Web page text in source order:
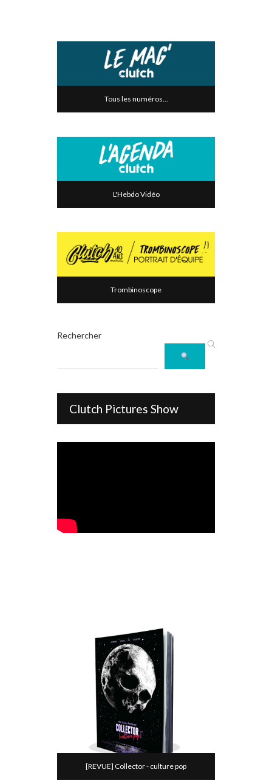
Tous les numéros...
L'Hebdo Vidéo
Trombinoscope
Rechercher
Clutch Pictures Show
[REVUE] Collector - culture pop